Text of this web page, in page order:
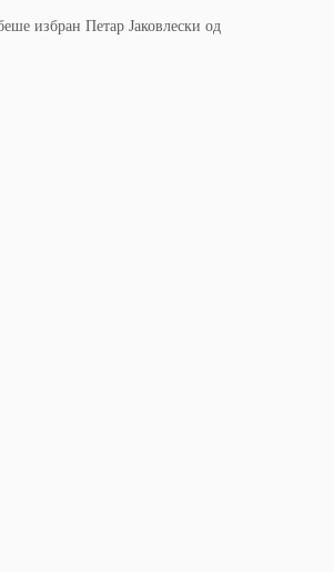
избран Петар Јаковлески од